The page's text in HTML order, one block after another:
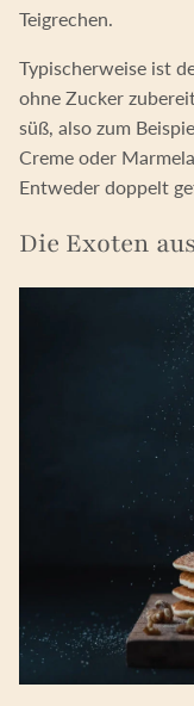
Teigrechen.
Typischerweise ist
ohne Zucker
süß, also zum
Creme oder
Entweder doppelt
Die Exoten